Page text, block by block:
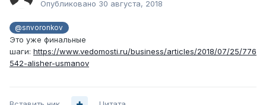
Опубликовано 30 августа, 2018
@snvoronkov
Это уже финальные
шаги: https://www.vedomosti.ru/business/articles/2018/07/25/776
542-alisher-usmanov